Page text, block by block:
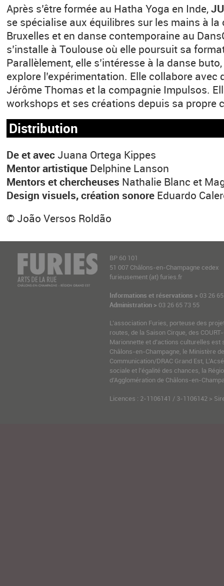
Après s’être formée au Hatha Yoga en Inde,
se spécialise aux équilibres sur les mains à la
Bruxelles et en danse contemporaine au
s’installe à Toulouse où elle poursuit sa
Parallèlement, elle s’intéresse à la danse
explore l’expérimentation. Elle collabore
Jérôme Thomas et la compagnie Impulsos.
workshops et ses créations depuis sa propre
Distribution
De et avec Juana Ortega Kippes
Mentor artistique Delphine Lanson
Mentors et chercheuses Nathalie Blanc et
Design visuels, création sonore Eduardo
© João Versos Roldão
BP 60 101
51 007 Châlons-en-Champagne cedex
furieusement (at) furies.fr
Informations et réservations > 03 26
Administration > 03 26 65 73 55
L’association Furies, porteuse des
routes, de la Saison Cirque, des
Marionnette et d’actions culturelles est
Châlons-en-Champagne, le Ministère
Communication/DRAC Grand Est,
sociale et l’égalité des chances, la
d’Agglomération de Châlons-en-
Licences : 2-1106141 / 3-1106142 >